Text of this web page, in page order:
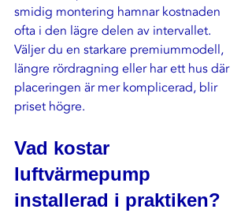
smidig montering hamnar kostnaden
ofta i den lägre delen av intervallet.
Väljer du en starkare premiummodell,
längre rördragning eller har ett hus där
placeringen är mer komplicerad, blir
priset högre.
Vad kostar
luftvärmepump
installerad i praktiken?